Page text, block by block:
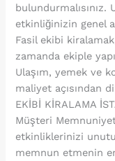
etkinliğinizin genel
Fasil ekibi
zamanda ekiple
Ulaşım, yemek ve
maliyet açısından
EKİBİ KİRALAMA
Müşteri
etkinliklerinizi
memnun etmenin